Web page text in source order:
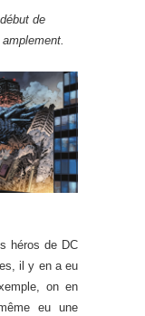
de
héros de DC
il y en a eu
on en
eu une